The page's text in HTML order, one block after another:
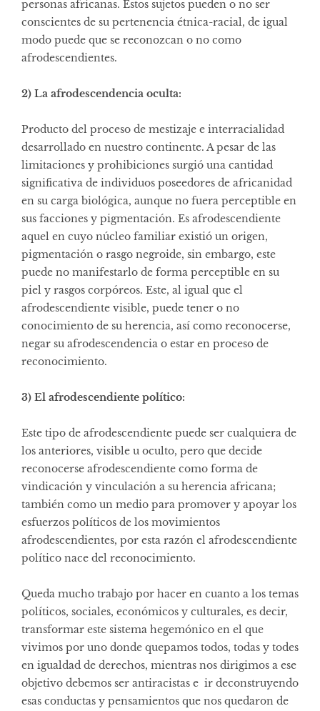
personas africanas. Estos sujetos pueden o no ser
conscientes de su pertenencia étnica-racial, de igual
modo puede que se reconozcan o no como
afrodescendientes.
2) La afrodescendencia oculta:
Producto del proceso de mestizaje e interracialidad
desarrollado en nuestro continente. A pesar de las
limitaciones y prohibiciones surgió una cantidad
significativa de individuos poseedores de africanidad
en su carga biológica, aunque no fuera perceptible en
sus facciones y pigmentación. Es afrodescendiente
aquel en cuyo núcleo familiar existió un origen,
pigmentación o rasgo negroide, sin embargo, este
puede no manifestarlo de forma perceptible en su
piel y rasgos corpóreos. Este, al igual que el
afrodescendiente visible, puede tener o no
conocimiento de su herencia, así como reconocerse,
negar su afrodescendencia o estar en proceso de
reconocimiento.
3) El afrodescendiente político:
Este tipo de afrodescendiente puede ser cualquiera de
los anteriores, visible u oculto, pero que decide
reconocerse afrodescendiente como forma de
vindicación y vinculación a su herencia africana;
también como un medio para promover y apoyar los
esfuerzos políticos de los movimientos
afrodescendientes, por esta razón el afrodescendiente
político nace del reconocimiento.
Queda mucho trabajo por hacer en cuanto a los temas
políticos, sociales, económicos y culturales, es decir,
transformar este sistema hegemónico en el que
vivimos por uno donde quepamos todos, todas y todes
en igualdad de derechos, mientras nos dirigimos a ese
objetivo debemos ser antiracistas e ir deconstruyendo
esas conductas y pensamientos que nos quedaron de